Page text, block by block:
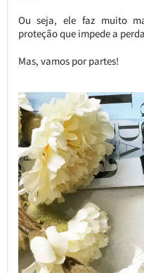
Ou seja, ele faz muito
proteção que impede a
Mas, vamos por partes!